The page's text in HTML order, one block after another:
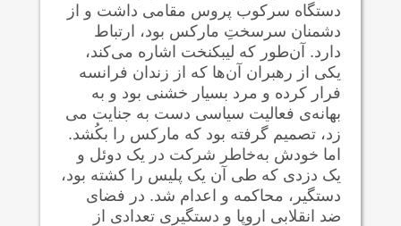
دستگاه سرکوب پروس مقامی داشت و از
دشمنان سرسختِ مارکس بود، ارتباط
دارد. آن‌طور که لیبکنخت اشاره می‌کند،
یکی از رهبران آن‌ها که از زندان فرانسه
فرار کرده و مرد بسیار خشنی بود و به
بهانه‌ی فعالیت سیاسی دست به جنایت می
زد، تصمیم گرفته بود که مارکس را بکُشد.
اما خودش به‌خاطر شرکت در یک دوئل و
یک دزدی که طی آن یک پلیس را کشته بود،
دستگیر، محاکمه و اعدام شد. در فضای
ضد انقلابی اروپا و دستگیری تعدادی از